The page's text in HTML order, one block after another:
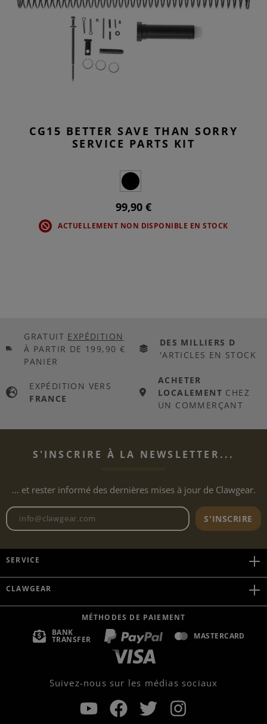
CG15 BETTER SAVE THAN SORRY
SERVICE PARTS KIT
99,90 €
ACTUELLEMENT NON DISPONIBLE EN STOCK
GRATUIT EXPÉDITION
À PARTIR DE 199,90 €
PANIER
DES MILLIERS D
'ARTICLES EN STOCK
EXPÉDITION VERS
FRANCE
ACHETER
LOCALEMENT CHEZ
UN COMMERÇANT
S'INSCRIRE À LA NEWSLETTER...
... et rester informé des dernières mises à jour de Clawgear.
Adresse e-mail de laS'INSCRIRE
SERVICE
CLAWGEAR
MÉTHODES DE PAIEMENT
BANK
TRANSFER MASTERCARD
Suivez-nous sur les médias sociaux